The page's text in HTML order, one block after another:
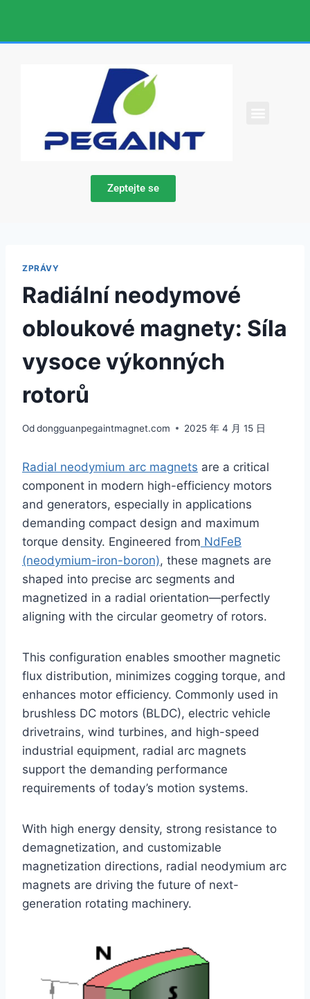
Zeptejte se
ZPRÁVY
Radiální neodymové
obloukové magnety: Síla
vysoce výkonných
rotorů
Oddongguanpegaintmagnet.com 2025 年 4 月 15 日
Radial neodymium arc magnets are a critical
component in modern high-efficiency motors
and generators, especially in applications
demanding compact design and maximum
torque density. Engineered from NdFeB
(neodymium-iron-boron), these magnets are
shaped into precise arc segments and
magnetized in a radial orientation—perfectly
aligning with the circular geometry of rotors.
This configuration enables smoother magnetic
flux distribution, minimizes cogging torque, and
enhances motor efficiency. Commonly used in
brushless DC motors (BLDC), electric vehicle
drivetrains, wind turbines, and high-speed
industrial equipment, radial arc magnets
support the demanding performance
requirements of today’s motion systems.
With high energy density, strong resistance to
demagnetization, and customizable
magnetization directions, radial neodymium arc
magnets are driving the future of next-
generation rotating machinery.